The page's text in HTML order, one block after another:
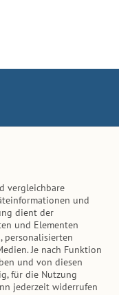
vergleichbare
und
dient der
und Elementen
personalisierten
Je nach Funktion
und von diesen
für die Nutzung
jederzeit widerrufen